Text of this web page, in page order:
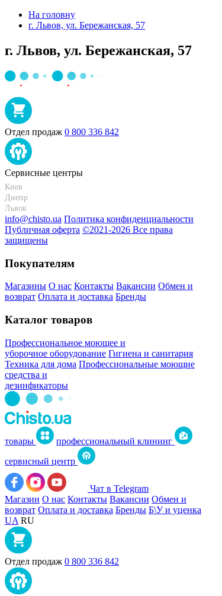
На головну
г. Львов, ул. Бережанская, 57
г. Львов, ул. Бережанская, 57
Отдел продаж 0 800 336 842
Сервисные центры
Киев
Днепр
Львов
info@chisto.ua Политика конфиденциальности
Публичная оферта ©2021-2026 Все права
защищены
Покупателям
Магазины О нас Контакты Вакансии Обмен и
возврат Оплата и доставка Бренды
Каталог товаров
Профессиональное моющее и
уборочное оборудование Гигиена и санитария
Техника для дома Профессиональные моющие
средства и
дезинфикаторы
товары
профессиональный клининг
сервисный центр
Чат в Telegram
Магазин О нас Контакты Вакансии Обмен и
возврат Оплата и доставка Бренды Б\У и уценка
UA RU
Отдел продаж 0 800 336 842